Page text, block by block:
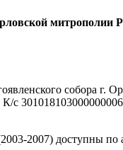
митрополии
собора
2007) доступны по